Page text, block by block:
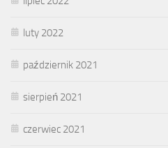
luty 2022
październik 2021
sierpień 2021
czerwiec 2021